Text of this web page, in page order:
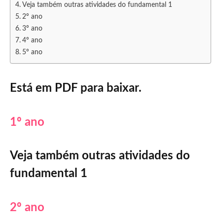
Veja também outras atividades do fundamental 1
2º ano
3º ano
4º ano
5º ano
Está em PDF para baixar.
1º ano
Veja também outras atividades do
fundamental 1
2º ano